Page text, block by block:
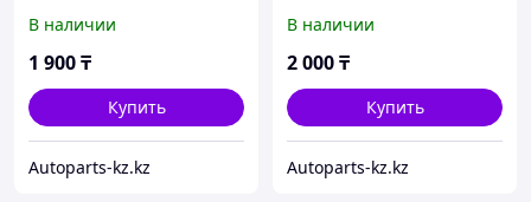
В наличии
1 900₸
Купить
Autoparts-kz.kz
В наличии
2 000₸
Купить
Autoparts-kz.kz